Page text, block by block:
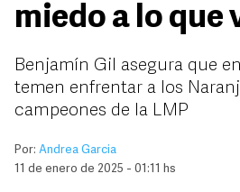
miedo a lo que
Benjamín Gil asegura que
temen enfrentar a los
campeones de la LMP
Por: Andrea Garcia
11 de enero de 2025 - 01:11 hs